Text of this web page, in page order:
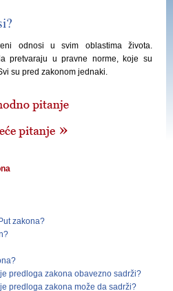
odnosi u svim oblastima života.
pretvaraju u pravne norme, koje su
su pred zakonom jednaki.
zakona?
predloga zakona obavezno sadrži?
predloga zakona može da sadrži?